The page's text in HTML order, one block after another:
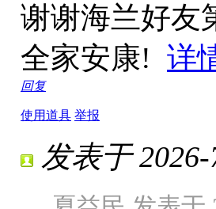
谢谢海兰好友
全家安康! 详
回复
使用道具 举报
发表于